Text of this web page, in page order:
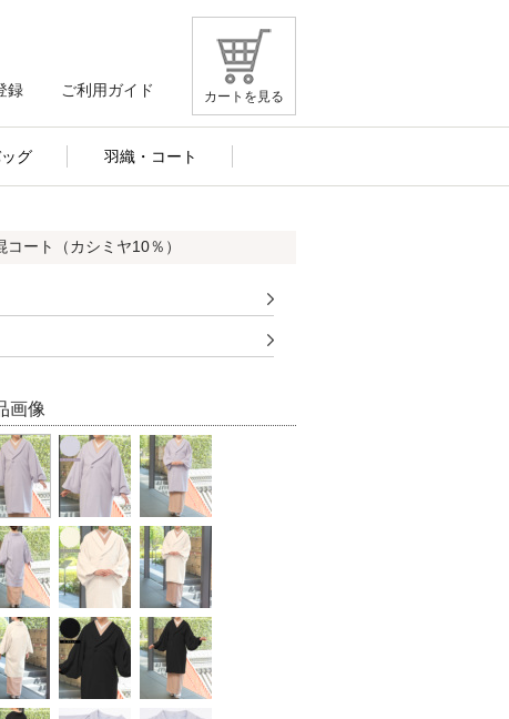
カートを見る
録 ご利用ガイド
グ 羽織・コート
ート（カシミヤ10％）
画像